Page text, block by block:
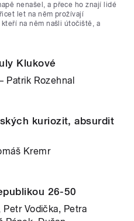
nenašel, a přece ho znají lidé
let na něm prožívají
na něm našli útočiště, a
Klukové
Patrik Rozehnal
kuriozit, absurdit
Kremr
26-50
Petr Vodička, Petra